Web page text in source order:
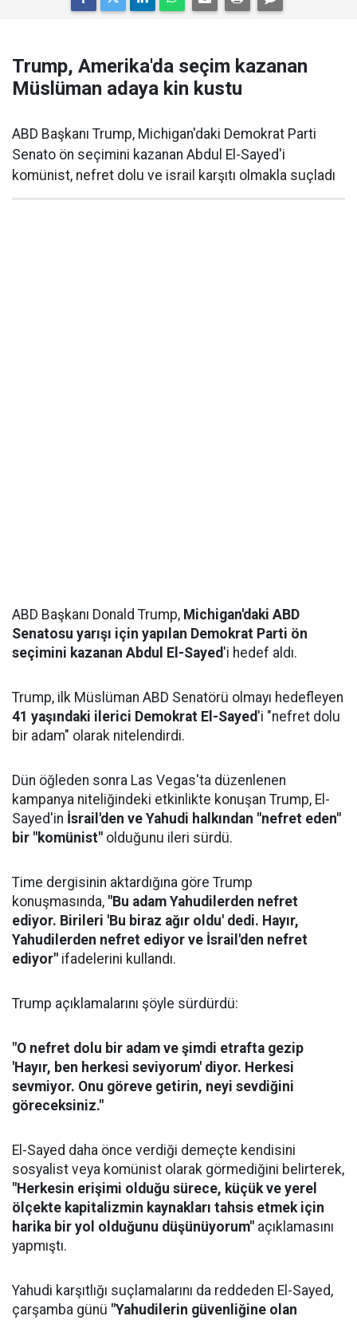
Trump, Amerika'da seçim kazanan
Müslüman adaya kin kustu
ABD Başkanı Trump, Michigan'daki Demokrat Parti
Senato ön seçimini kazanan Abdul El-Sayed'i
komünist, nefret dolu ve israil karşıtı olmakla suçladı
ABD Başkanı Donald Trump, Michigan'daki ABD
Senatosu yarışı için yapılan Demokrat Parti ön
seçimini kazanan Abdul El-Sayed'i hedef aldı.
Trump, ilk Müslüman ABD Senatörü olmayı hedefleyen
41 yaşındaki ilerici Demokrat El-Sayed'i "nefret dolu
bir adam" olarak nitelendirdi.
Dün öğleden sonra Las Vegas'ta düzenlenen
kampanya niteliğindeki etkinlikte konuşan Trump, El-
Sayed'in İsrail'den ve Yahudi halkından "nefret eden"
bir "komünist" olduğunu ileri sürdü.
Time dergisinin aktardığına göre Trump
konuşmasında, "Bu adam Yahudilerden nefret
ediyor. Birileri 'Bu biraz ağır oldu' dedi. Hayır,
Yahudilerden nefret ediyor ve İsrail'den nefret
ediyor" ifadelerini kullandı.
Trump açıklamalarını şöyle sürdürdü:
"O nefret dolu bir adam ve şimdi etrafta gezip
'Hayır, ben herkesi seviyorum' diyor. Herkesi
sevmiyor. Onu göreve getirin, neyi sevdiğini
göreceksiniz."
El-Sayed daha önce verdiği demeçte kendisini
sosyalist veya komünist olarak görmediğini belirterek,
"Herkesin erişimi olduğu sürece, küçük ve yerel
ölçekte kapitalizmin kaynakları tahsis etmek için
harika bir yol olduğunu düşünüyorum" açıklamasını
yapmıştı.
Yahudi karşıtlığı suçlamalarını da reddeden El-Sayed,
çarşamba günü "Yahudilerin güvenliğine olan